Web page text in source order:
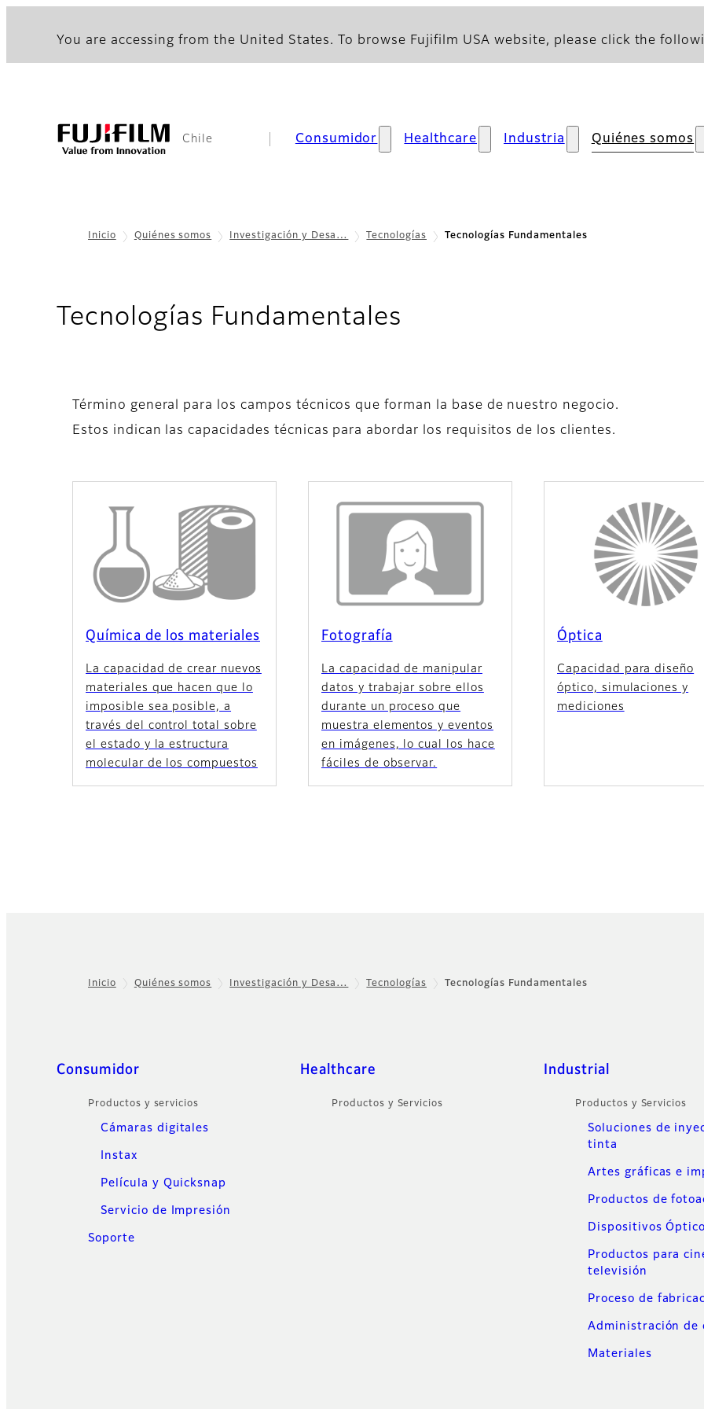
You are accessing from the United States. To browse Fujifilm USA website, please click the
Chile Consumidor Healthcare Industria Quiénes somos
Inicio Quiénes somos Investigación y Desa… Tecnologías Tecnologías Fundamentales
Tecnologías Fundamentales
Término general para los campos técnicos que forman la base de nuestro negocio.
Estos indican las capacidades técnicas para abordar los requisitos de los clientes.
Química de los materiales
La capacidad de crear nuevos
materiales que hacen que lo
imposible sea posible, a
través del control total sobre
el estado y la estructura
molecular de los compuestos
Fotografía
La capacidad de manipular
datos y trabajar sobre ellos
durante un proceso que
muestra elementos y eventos
en imágenes, lo cual los hace
fáciles de observar.
Óptica
Capacidad para diseño
óptico, simulaciones y
mediciones
Inicio Quiénes somos Investigación y Desa… Tecnologías Tecnologías Fundamentales
Sitemap
Consumidor
Productos y servicios
Cámaras digitales
Instax
Película y Quicksnap
Servicio de Impresión
Soporte
Healthcare
Productos y Servicios
Industrial
Productos y Servicios
Soluciones de
tinta
Artes gráficas e
Productos de
Dispositivos
Productos para
televisión
Proceso de
Administración de
Materiales